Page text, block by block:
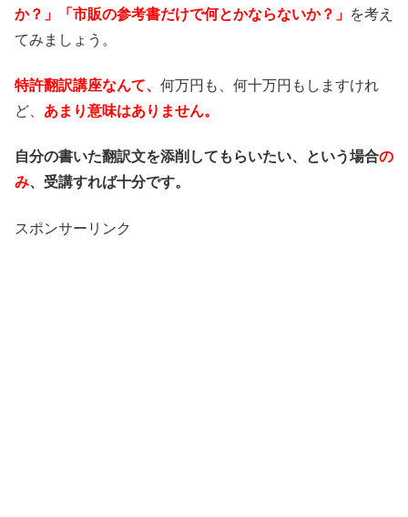
か？」「市販の参考書だけで何とかならないか？」 を考え
てみましょう。
特許翻訳講座なんて、 何万円も、何十万円もしますけれ
ど、 あまり意味はありません。
自分の書いた翻訳文を添削してもらいたい、という場合の
み、受講すれば十分です。
スポンサーリンク